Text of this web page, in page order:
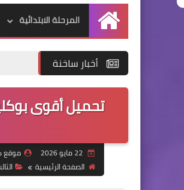
الرئيسية
المرحلة الابتدائية
أخبار ساخنة
موقع
الصفحة الرئيسية